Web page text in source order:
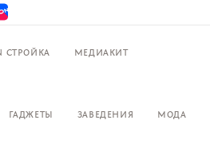
СТРОЙКА МЕДИАКИТ
ГАДЖЕТЫ ЗАВЕДЕНИЯ МОДА